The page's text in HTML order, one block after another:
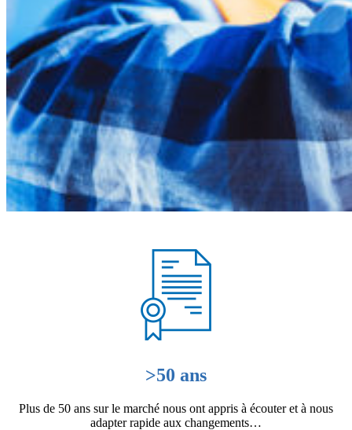
>50 ans
Plus de 50 ans sur le marché nous ont appris à écouter et à nous
adapter rapide aux changements…